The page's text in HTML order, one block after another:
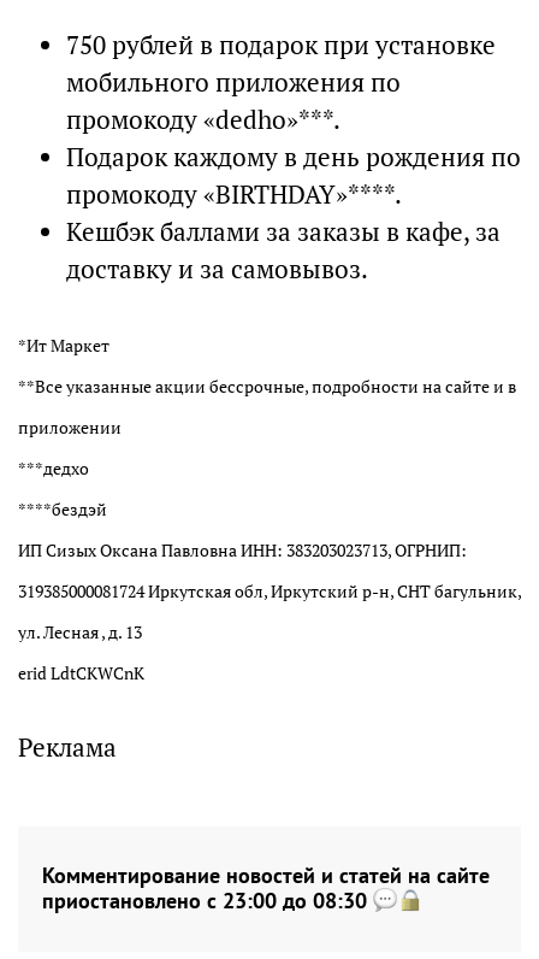
750 рублей в подарок при установке
мобильного приложения по
промокоду «dedho»***.
Подарок каждому в день рождения по
промокоду «BIRTHDAY»****.
Кешбэк баллами за заказы в кафе, за
доставку и за самовывоз.
*Ит Маркет
**Все указанные акции бессрочные, подробности на сайте и в
приложении
***дедхо
****бездэй
ИП Сизых Оксана Павловна ИНН: 383203023713, ОГРНИП:
319385000081724 Иркутская обл, Иркутский р-н, СНТ багульник,
ул. Лесная , д. 13
erid LdtCKWCnK
Реклама
Комментирование новостей и статей на сайте
приостановлено с 23:00 до 08:30